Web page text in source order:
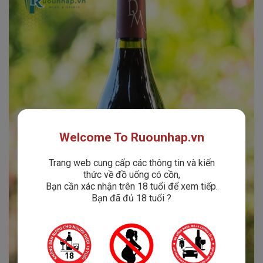
Welcome To Ruounhap.vn
Trang web cung cấp các thông tin và kiến
thức về đồ uống có cồn,
Bạn cần xác nhận trên 18 tuổi để xem tiếp.
Bạn đã đủ 18 tuổi ?